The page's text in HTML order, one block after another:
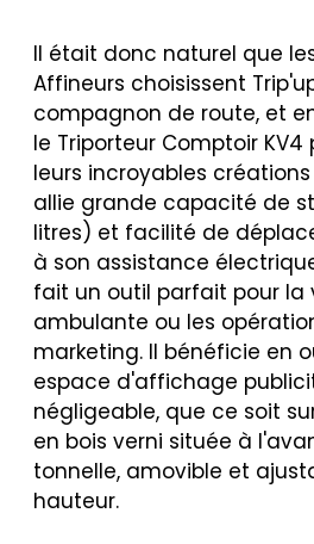
Il était donc naturel que
Affineurs choisissent
compagnon de route, et
le Triporteur Comptoir
leurs incroyables
allie grande capacité de
litres) et facilité de
à son assistance
fait un outil parfait pour la
ambulante ou les
marketing. Il bénéficie en
espace d'affichage
négligeable, que ce soit
en bois verni située à
tonnelle, amovible et
hauteur.